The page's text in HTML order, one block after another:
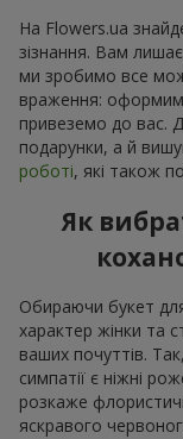
На Flowers.ua
зізнання. Вам
ми зробимо все
враження:
привеземо до вас.
подарунки, а й
роботі, які також
Як
Обираючи букет
характер жінки та
ваших почуттів.
симпатії є ніжні
розкаже
яскравого